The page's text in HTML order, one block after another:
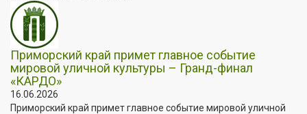
Приморский край примет главное событие
мировой уличной культуры – Гранд-финал
«КАРДО»
16.06.2026
Приморский край примет главное событие мировой уличной